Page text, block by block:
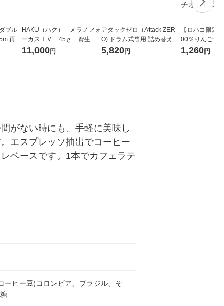
ブル
ワー
ク12
HAKU（ハク） メラノフォ
ーカスＩＶ 45ｇ 資生
堂 おまけ付き
11,000円
アタックゼロ（Attack ZER
O) ドラム式専用 詰め替え メ
ガジャンボ 2300g 1セット
（2個入) 洗濯洗剤 花王
5,820円
【ロハコ限定
00％りんごジ
箱（18本入）
【クイズ付き
1,260円
がない時にも、手軽に美味し
エスプレッソ抽出でコーヒー
ベースです。1本でカフェラテ
ーヒー豆(コロンビア、ブラジル、そ